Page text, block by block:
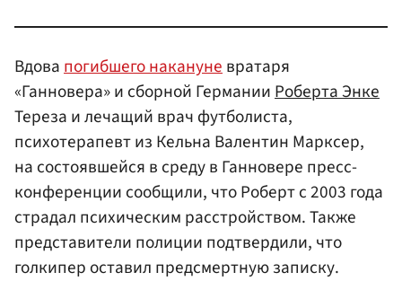
Вдова погибшего накануне вратаря
«Ганновера» и сборной Германии Роберта Энке
Тереза и лечащий врач футболиста,
психотерапевт из Кельна Валентин Марксер,
на состоявшейся в среду в Ганновере пресс-
конференции сообщили, что Роберт с 2003 года
страдал психическим расстройством. Также
представители полиции подтвердили, что
голкипер оставил предсмертную записку.